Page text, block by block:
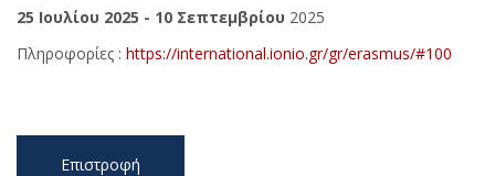
25 Ιουλίου 2025 - 10 Σεπτεμβρίου 2025
Πληροφορίες : https://international.ionio.gr/gr/erasmus/#100
Επιστροφή